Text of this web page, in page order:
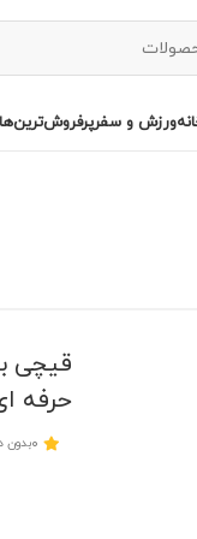
ورزش و سفرپرفروش‌ترین‌ها
حرفه
0بدون